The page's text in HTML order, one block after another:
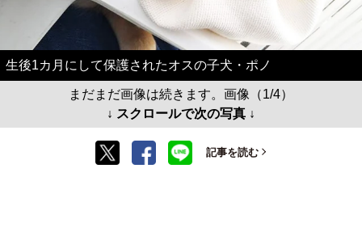
生後1カ月にして保護されたオスの子犬・ポノ
まだまだ画像は続きます。画像（1/4）
↓ スクロールで次の写真 ↓
記事を読む